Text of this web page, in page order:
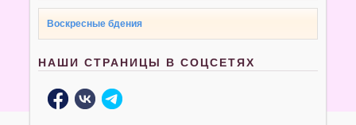
Воскресные бдения
НАШИ СТРАНИЦЫ В СОЦСЕТЯХ